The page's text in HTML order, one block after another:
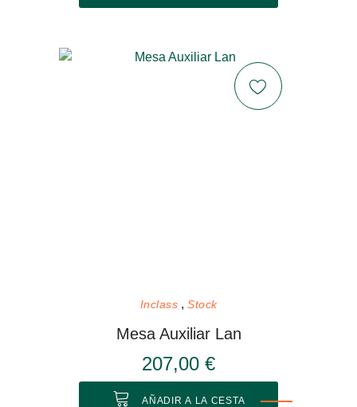
Inclass Stock
Mesa Auxiliar Lan
207,00 €
AÑADIR A LA CESTA